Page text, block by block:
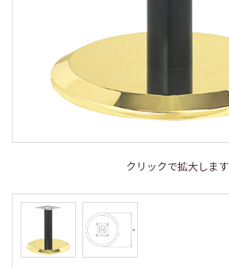
クリックで拡大します